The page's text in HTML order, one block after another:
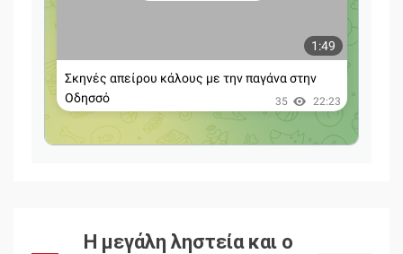
Η μεγάλη ληστεία και ο